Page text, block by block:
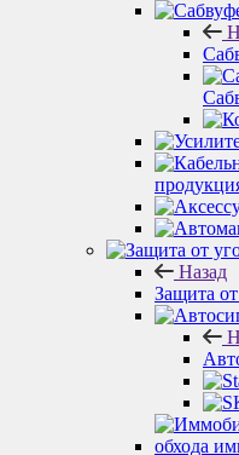
Назад
Защита